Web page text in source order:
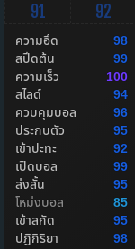
91 92
ความอึด 98
สปีดต้น 99
ความเร็ว 100
สไลด์ 94
ควบคุมบอล 96
ประกบตัว 95
เข้าปะทะ 92
เปิดบอล 99
ส่งสั้น 95
โหม่งบอล 85
เข้าสกัด 95
ปฏิกิริยา 98